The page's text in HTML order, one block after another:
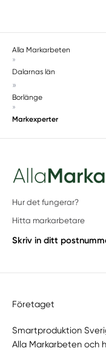
Alla Markarbeten
»
Dalarnas län
»
Borlänge
»
Markexperter
Hur det fungerar?
Hitta markarbetare
Skriv in ditt
Företaget
Smartproduktion
Alla Markarbeten och